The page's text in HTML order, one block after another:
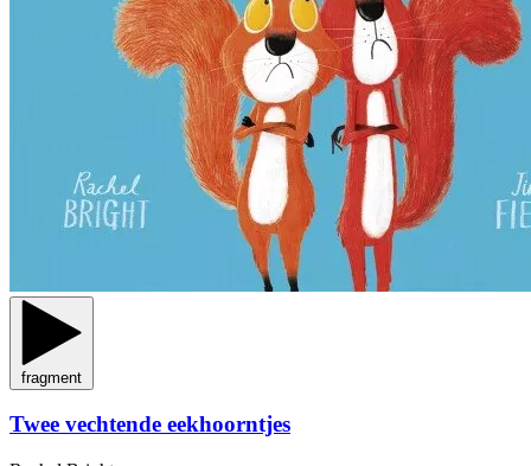
fragment
Twee vechtende eekhoorntjes